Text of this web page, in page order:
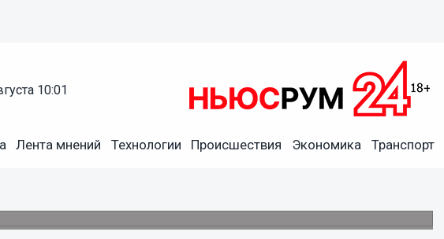
10:01
Лента мнений Технологии Происшествия Экономика Транспорт
флага Российской